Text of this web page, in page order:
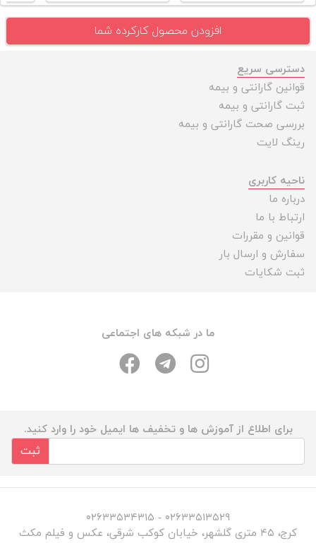
افزودن محصول کارکرده شما
دسترسی سریع
قوانین گارانتی و بیمه
ثبت گارانتی و بیمه
بررسی صحت گارانتی و بیمه
رینگ لایت
ناحیه کاربری
درباره ما
ارتباط با ما
قوانین و مقررات
سفارش و ارسال بار
ثبت شکایات
ما در شبکه های اجتماعی
برای اطلاع از آموزش ها و تخفیف ها ایمیل خود را وارد کنید.
ثبت
۰۲۶۳۳۵۱۳۵۲۹ - ۰۲۶۳۳۵۳۴۳۱۵
کرج، ۴۵ متری گلشهر، خیابان کوکب شرقی، عکس و فیلم مکث